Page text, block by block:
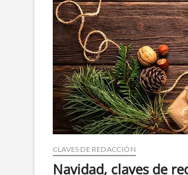
CLAVES DE REDACCIÓN
Navidad, claves de